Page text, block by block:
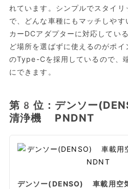
れています。シンプルでスタイ
で、どんな車種にもマッチしやす
カーDCアダプターに対応してい
ど場所を選ばずに使えるのがポ
のType-Cを採用しているので、
にできます。
第8位：デンソー
清浄機 PNDNT
デンソー(DENSO) 車載用空